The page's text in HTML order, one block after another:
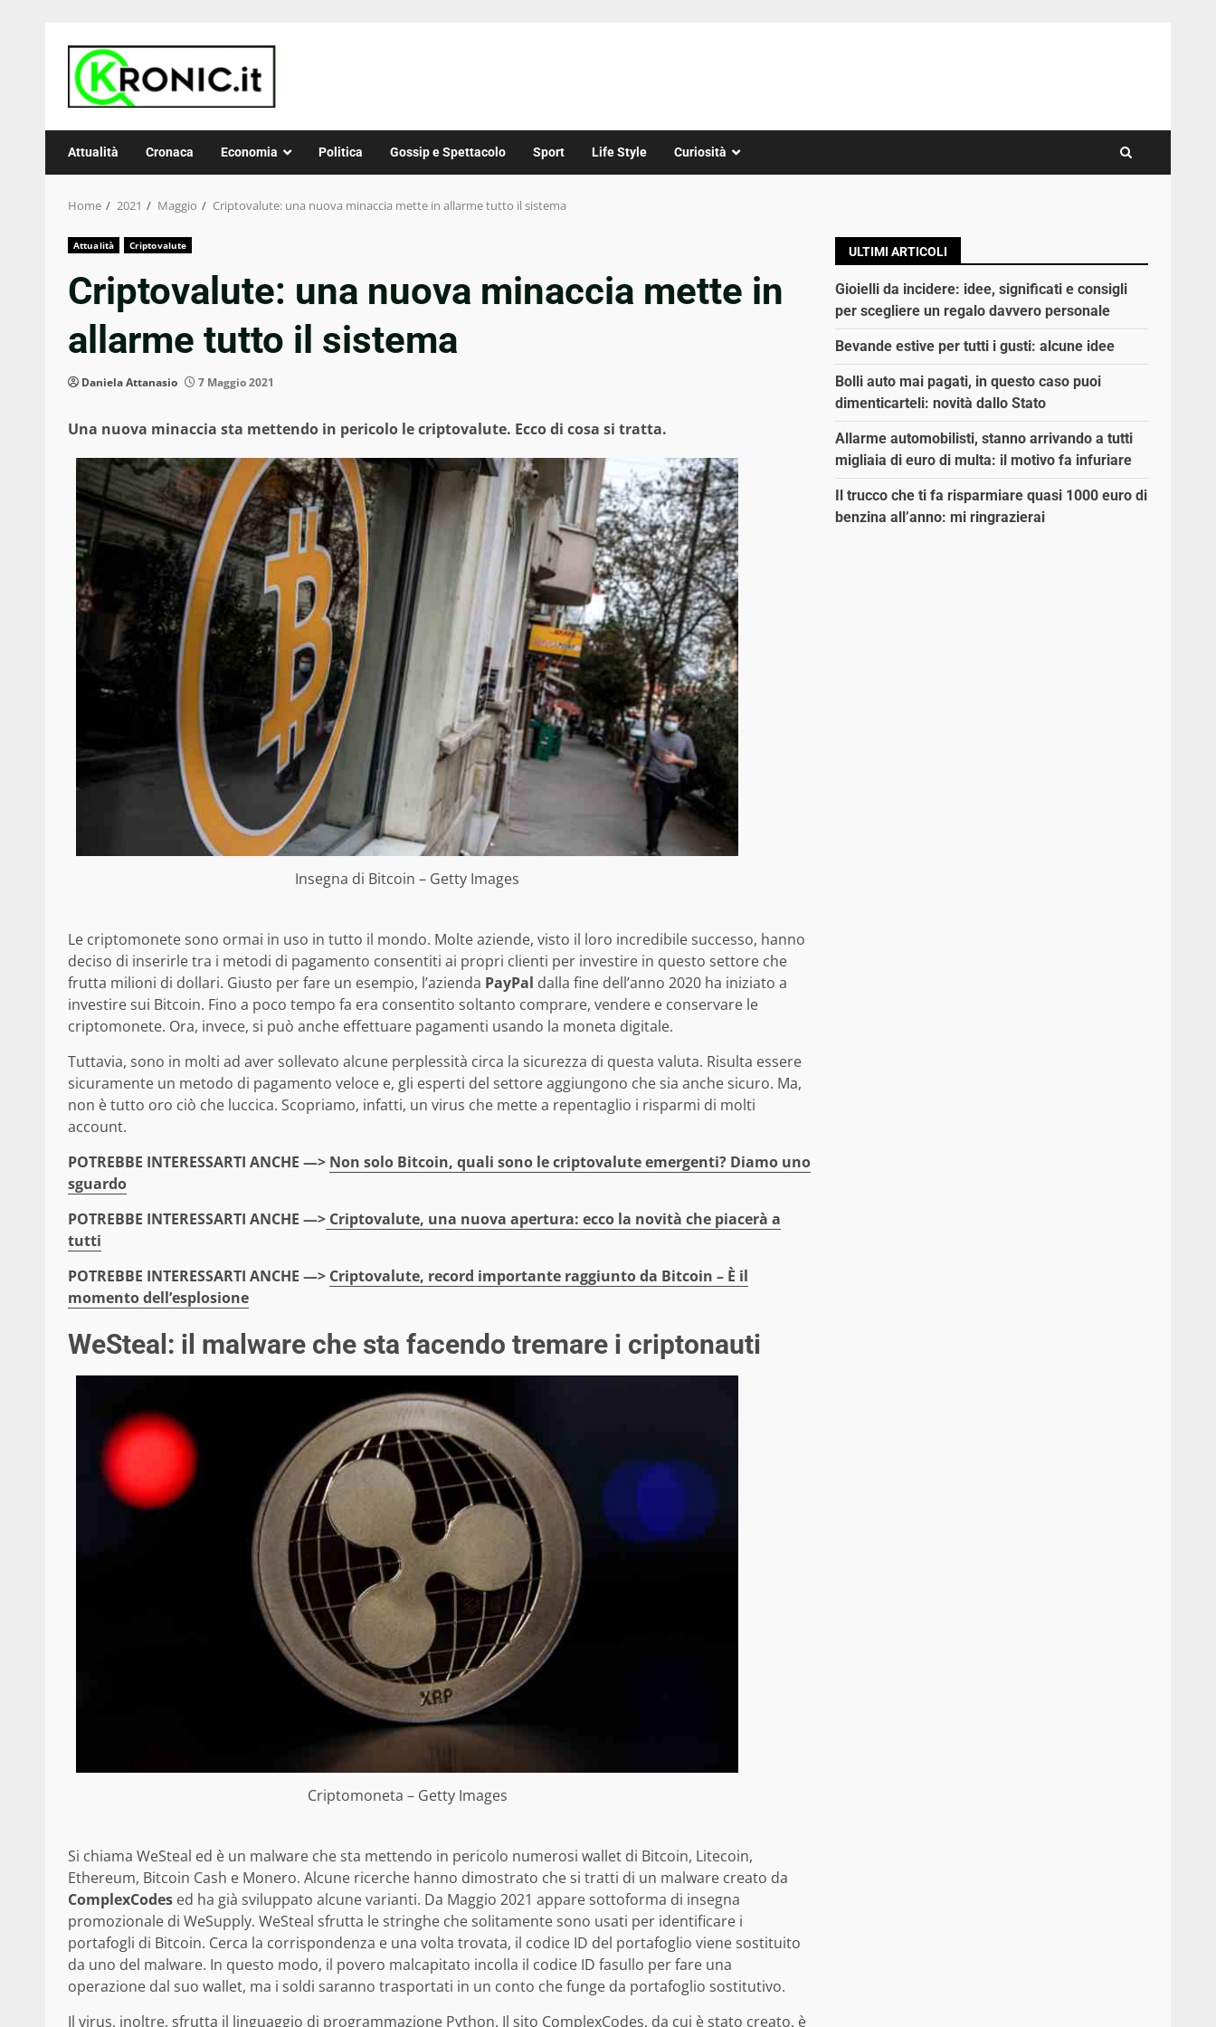
content
Attualità Cronaca Economia Politica Gossip e Spettacolo Sport Life Style Curiosità
Home 2021 Maggio Criptovalute: una nuova minaccia mette in allarme tutto il sistema
Attualità Criptovalute
Criptovalute: una nuova minaccia mette in
allarme tutto il sistema
Daniela Attanasio 7 Maggio 2021
Una nuova minaccia sta mettendo in pericolo le criptovalute. Ecco di cosa si tratta.
Insegna di Bitcoin – Getty Images
Le criptomonete sono ormai in uso in tutto il mondo. Molte aziende, visto il loro incredibile successo, hanno
deciso di inserirle tra i metodi di pagamento consentiti ai propri clienti per investire in questo settore che
frutta milioni di dollari. Giusto per fare un esempio, l’azienda PayPal dalla fine dell’anno 2020 ha iniziato a
investire sui Bitcoin. Fino a poco tempo fa era consentito soltanto comprare, vendere e conservare le
criptomonete. Ora, invece, si può anche effettuare pagamenti usando la moneta digitale.
Tuttavia, sono in molti ad aver sollevato alcune perplessità circa la sicurezza di questa valuta. Risulta essere
sicuramente un metodo di pagamento veloce e, gli esperti del settore aggiungono che sia anche sicuro. Ma,
non è tutto oro ciò che luccica. Scopriamo, infatti, un virus che mette a repentaglio i risparmi di molti
account.
POTREBBE INTERESSARTI ANCHE —> Non solo Bitcoin, quali sono le criptovalute emergenti? Diamo uno
sguardo
POTREBBE INTERESSARTI ANCHE —> Criptovalute, una nuova apertura: ecco la novità che piacerà a
tutti
POTREBBE INTERESSARTI ANCHE —> Criptovalute, record importante raggiunto da Bitcoin – È il
momento dell’esplosione
WeSteal: il malware che sta facendo tremare i criptonauti
Criptomoneta – Getty Images
Si chiama WeSteal ed è un malware che sta mettendo in pericolo numerosi wallet di Bitcoin, Litecoin,
Ethereum, Bitcoin Cash e Monero. Alcune ricerche hanno dimostrato che si tratti di un malware creato da
ComplexCodes ed ha già sviluppato alcune varianti. Da Maggio 2021 appare sottoforma di insegna
promozionale di WeSupply. WeSteal sfrutta le stringhe che solitamente sono usati per identificare i
portafogli di Bitcoin. Cerca la corrispondenza e una volta trovata, il codice ID del portafoglio viene sostituito
da uno del malware. In questo modo, il povero malcapitato incolla il codice ID fasullo per fare una
operazione dal suo wallet, ma i soldi saranno trasportati in un conto che funge da portafoglio sostitutivo.
Il virus, inoltre, sfrutta il linguaggio di programmazione Python. Il sito ComplexCodes, da cui è stato creato, è
ULTIMI ARTICOLI
Gioielli da incidere: idee, significati e consigli
per scegliere un regalo davvero personale
Bevande estive per tutti i gusti: alcune idee
Bolli auto mai pagati, in questo caso puoi
dimenticarteli: novità dallo Stato
Allarme automobilisti, stanno arrivando a tutti
migliaia di euro di multa: il motivo fa infuriare
Il trucco che ti fa risparmiare quasi 1000 euro di
benzina all’anno: mi ringrazierai